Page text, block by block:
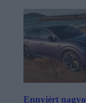
Ennyiért